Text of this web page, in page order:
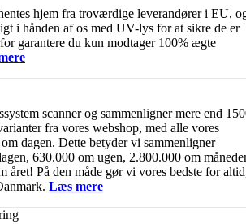
hjem fra troværdige leverandører i EU,
i hånden af os med UV-lys for at sikre de er
garantere du kun modtager 100% ægte
scanner og sammenligner mere end
fra vores webshop, med alle vores
dagen. Dette betyder vi sammenligner
630.000 om ugen, 2.800.000 om
året! På den måde gør vi vores bedste for
Læs mere